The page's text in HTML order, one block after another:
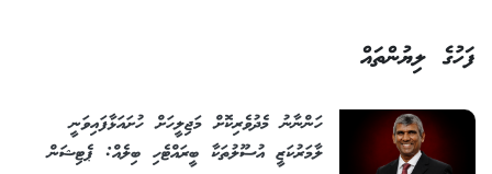
ފަހުގެ ލިޔުންތައް
ހަންނާނު މެދުވެރިކޮށް މަޖިލީހަށް ހުށައަޅާފައިވަނީ
ލާމަރުކަޒީ އުސޫލުތަކާ ބީރައްޓެހި ބިލެއް: ޕެޓިޝަން